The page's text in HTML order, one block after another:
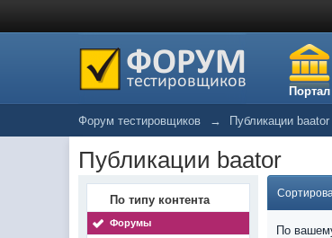
Портал
Форум тестировщиков → Публикации baator
Публикации baator
По типу контента
Форумы
По